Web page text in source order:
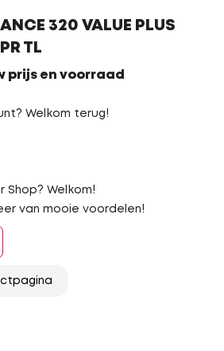
320 VALUE PLUS
TL
prijs en voorraad
Welkom terug!
Shop? Welkom!
van mooie voordelen!